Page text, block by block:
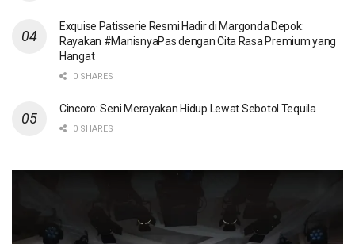
Exquise Patisserie Resmi Hadir di Margonda Depok:
Rayakan #ManisnyaPas dengan Cita Rasa Premium yang
Hangat
0 SHARES
Cincoro: Seni Merayakan Hidup Lewat Sebotol Tequila
0 SHARES